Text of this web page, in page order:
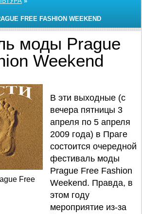
FREE FASHION WEEKEND
моды Prague
Weekend
Free
В эти выходные (с
вечера пятницы 3
апреля по 5 апреля
2009 года) в Праге
состоится очередной
фестиваль моды
Prague Free Fashion
Weekend. Правда, в
этом году
мероприятие из-за